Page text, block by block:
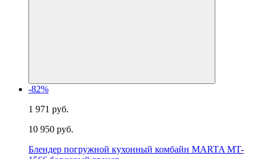
-82%
1 971 руб.
10 950 руб.
Блендер погружной кухонный комбайн MARTA MT-